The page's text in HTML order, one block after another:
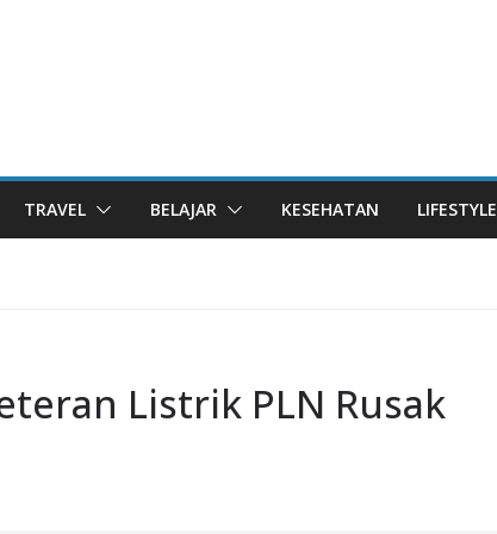
TRAVEL BELAJAR KESEHATAN LIFESTYLE
Listrik PLN Rusak